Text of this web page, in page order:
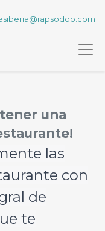
una
las
con
de
te